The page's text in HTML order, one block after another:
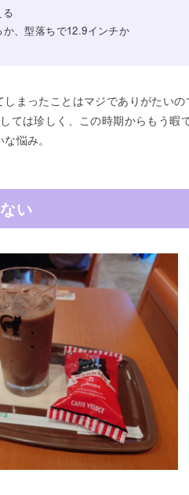
、型落ちで12.9インチか
まったことはマジでありがたいの
ては珍しく、この時期からもう暇
悩み。
い